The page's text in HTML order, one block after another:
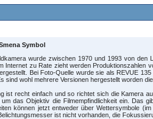
Symbol
wurde zwischen 1970 und 1993 von
Internet zu Rate zieht werden Produktionszahlen
Bei Foto-Quelle wurde sie als REVUE
sind wohl mehrere Versionen hergestellt worden
ist recht einfach und so richtet sich die Kamera
das Objektiv die Filmempfindlichkeit ein. Das
können jetzt entweder über Wettersymbole
ist nicht vorhanden, die